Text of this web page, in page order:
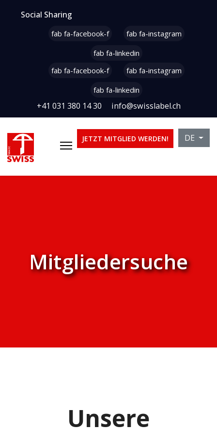
Social Sharing
fab fa-facebook-f
fab fa-instagram
fab fa-linkedin
fab fa-facebook-f
fab fa-instagram
fab fa-linkedin
+41 031 380 14 30 info@swisslabel.ch
JETZT MITGLIED WERDEN! DE
Mitgliedersuche
Unsere